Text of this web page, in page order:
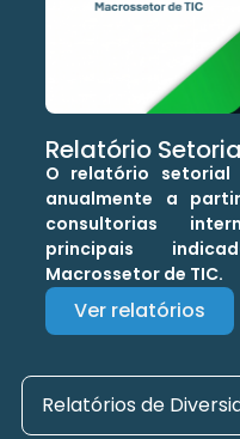
Relatórios de
Relatório
O relatório setorial
anualmente a
consultorias
principais
Macrossetor de TIC.
Ver relatórios